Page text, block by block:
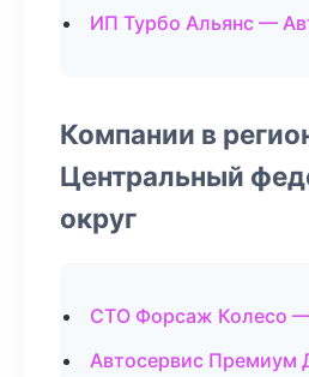
ИП Турбо Альянс —
Компании в
Центральный
округ
СТО Форсаж Колесо
Автосервис Премиум